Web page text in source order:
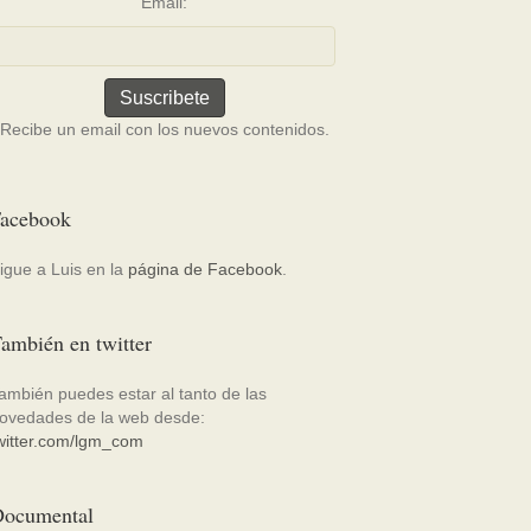
Recibe un email con los nuevos contenidos.
a Luis en la página de Facebook
en twitter
puedes estar al tanto de las
de la web desde:
lgm_com